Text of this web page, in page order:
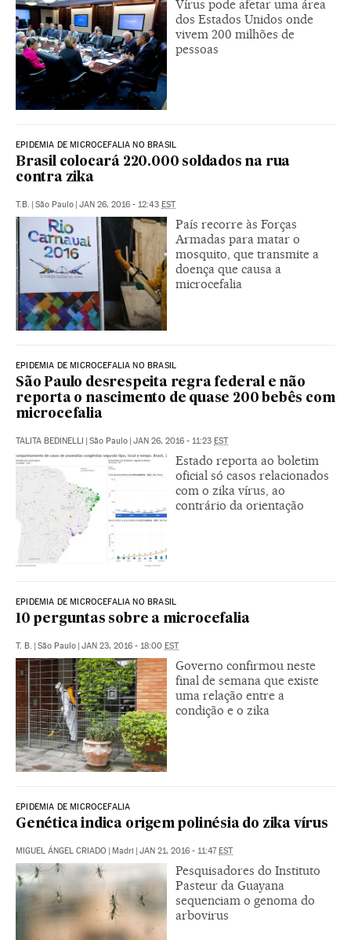
Vírus pode afetar uma área
dos Estados Unidos onde
vivem 200 milhões de
pessoas
EPIDEMIA DE MICROCEFALIA NO BRASIL
Brasil colocará 220.000 soldados na rua
contra zika
T.B. São Paulo JAN 26, 2016 - 12:43 EST
País recorre às Forças
Armadas para matar o
mosquito, que transmite a
doença que causa a
microcefalia
EPIDEMIA DE MICROCEFALIA NO BRASIL
São Paulo desrespeita regra federal e não
reporta o nascimento de quase 200 bebês com
microcefalia
TALITA BEDINELLI São Paulo JAN 26, 2016 - 11:23 EST
Estado reporta ao boletim
oficial só casos relacionados
com o zika vírus, ao
contrário da orientação
EPIDEMIA DE MICROCEFALIA NO BRASIL
10 perguntas sobre a microcefalia
T. B. São Paulo JAN 23, 2016 - 18:00 EST
Governo confirmou neste
final de semana que existe
uma relação entre a
condição e o zika
EPIDEMIA DE MICROCEFALIA
Genética indica origem polinésia do zika vírus
MIGUEL ÁNGEL CRIADO Madri JAN 21, 2016 - 11:47 EST
Pesquisadores do Instituto
Pasteur da Guayana
sequenciam o genoma do
arbovirus